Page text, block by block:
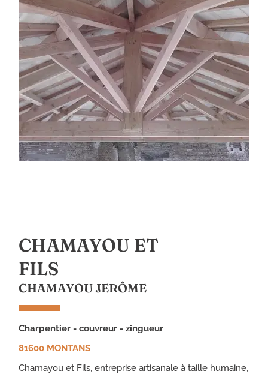
CHAMAYOU ET
FILS
CHAMAYOU JERÔME
charpentier - couvreur - zingueur
81600 MONTANS
Chamayou et Fils, entreprise artisanale à taille humaine,